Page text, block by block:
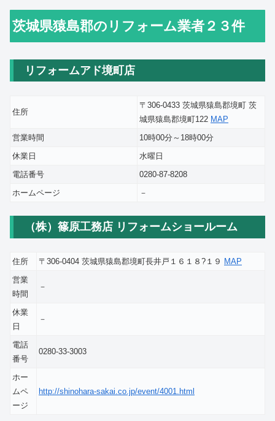
茨城県猿島郡のリフォーム業者２３件
リフォームアド境町店
住所
〒306-0433 茨城県猿島郡境町 茨
城県猿島郡境町122 MAP
営業時間
10時00分～18時00分
休業日
水曜日
電話番号
0280-87-8208
ホームページ
－
（株）篠原工務店 リフォームショールーム
住所 〒306-0404 茨城県猿島郡境町長井戸１６１８?１９ MAP
営業
時間
－
休業
日
－
電話
番号
0280-33-3003
ホー
ムペ
ージ
http://shinohara-sakai.co.jp/event/4001.html